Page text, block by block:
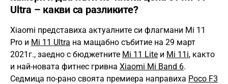
Ultra – какви са разликите?
Xiaomi представиха актуалните си флагмани Mi 11
Pro и Mi 11 Ultra на мащабно събитие на 29 март
2021г., заедно с бюджетните Mi 11 Lite и Mi 11i, както
и най-новата фитнес гривна Xiaomi Mi Band 6.
Седмица по-рано своята премиера направиха Poco F3